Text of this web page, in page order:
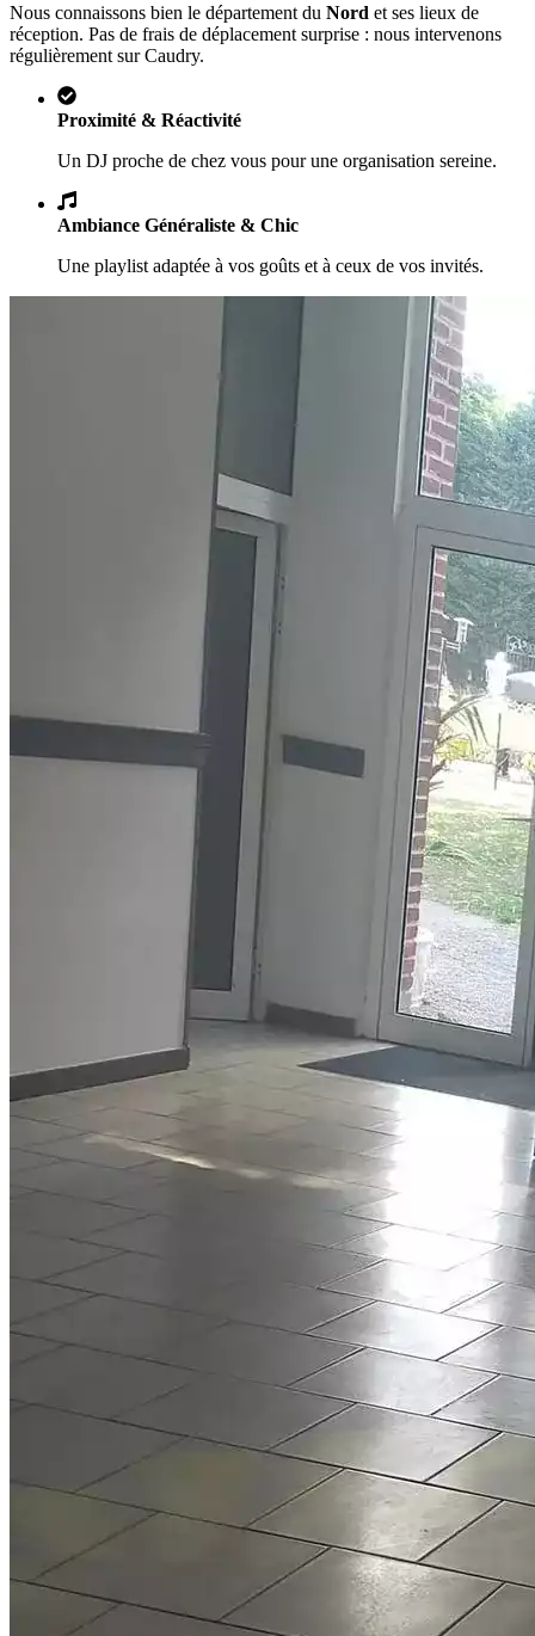
Nous connaissons bien le département du Nord et ses lieux de
réception. Pas de frais de déplacement surprise : nous intervenons
régulièrement surCaudry.
Proximité & Réactivité
Un DJ proche de chez vous pour une organisation sereine.
Ambiance Généraliste & Chic
Une playlist adaptée à vos goûts et à ceux de vos invités.